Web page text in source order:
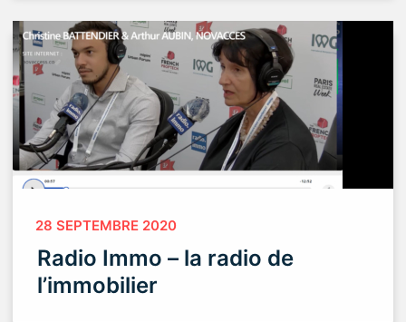
28 SEPTEMBRE 2020
Radio Immo – la radio de
l’immobilier